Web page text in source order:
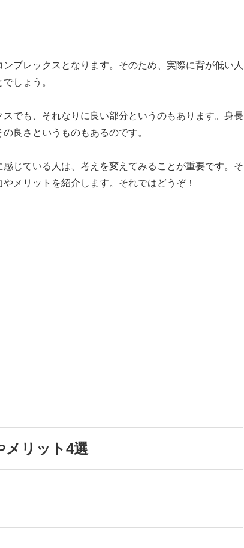
プレックスとなります。そのため、実際に背が低い人
しょう。
でも、それなりに良い部分というのもあります。身長
良さというものもあるのです。
じている人は、考えを変えてみることが重要です。そ
メリットを紹介します。それではどうぞ！
メリット4選